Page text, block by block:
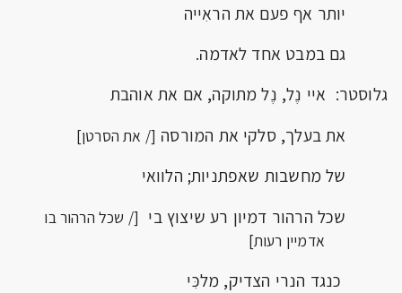
יותר אף פעם את הראִייה
גם במבט אחד לאדמה.
גלוסטר: איי נֶל, נֶל מתוקה, אם את אוהבת
את בעלך, סלקי את המורסה [/ את הסרטן]
של מחשבות שאפתניות; הלוואי
שכל הרהור דמיון רע שיצוץ בי [/ שכל הרהור בו
אדמיין רעות]
כנגד הנרי הצדיק, מלכִּי